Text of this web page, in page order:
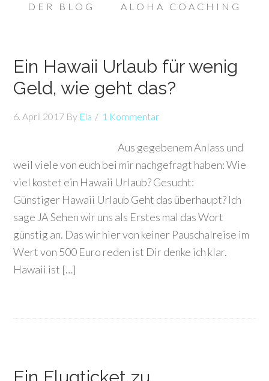
DER BLOG ALOHA COACHING
Ein Hawaii Urlaub für wenig
Geld, wie geht das?
6. April 2017 By Ela 1 Kommentar
Aus gegebenem Anlass und
weil viele von euch bei mir nachgefragt haben: Wie
viel kostet ein Hawaii Urlaub? Gesucht:
Günstiger Hawaii Urlaub Geht das überhaupt? Ich
sage JA Sehen wir uns als Erstes mal das Wort
günstig an. Das wir hier von keiner Pauschalreise im
Wert von 500 Euro reden ist Dir denke ich klar.
Hawaii ist […]